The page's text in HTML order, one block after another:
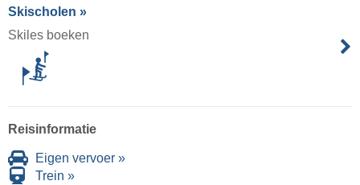
Skischolen »
Skiles boeken
Reisinformatie
Eigen vervoer »
Trein »